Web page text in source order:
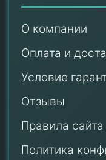
О компании
Оплата и
Условие
Отзывы
Правила сайта
Политика